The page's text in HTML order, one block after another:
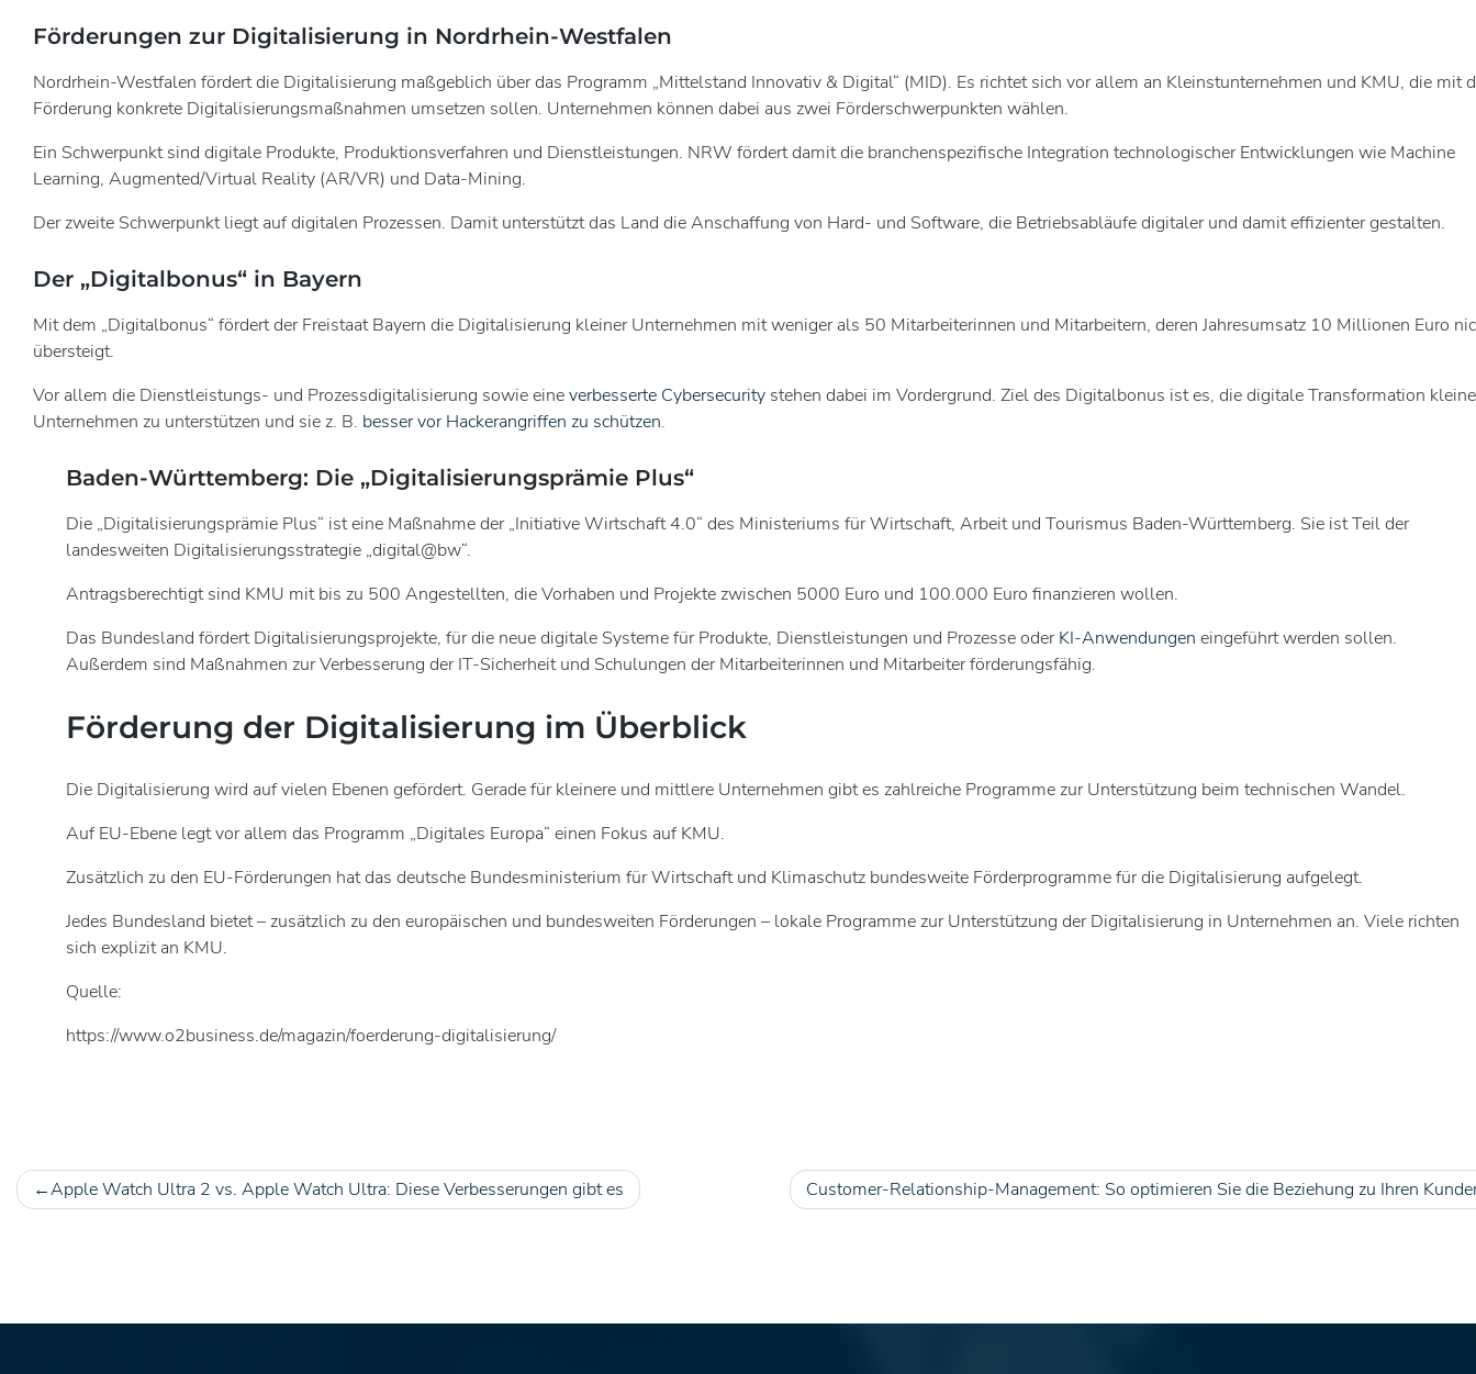
Förderungen zur Digitalisierung in Nordrhein-Westfalen
Nordrhein-Westfalen fördert die Digitalisierung maßgeblich über das Programm „Mittelstand Innovativ & Digital“ (MID). Es richtet sich vor allem an Kleinstunternehmen und KMU, die mit
Förderung konkrete Digitalisierungsmaßnahmen umsetzen sollen. Unternehmen können dabei aus zwei Förderschwerpunkten wählen.
Ein Schwerpunkt sind digitale Produkte, Produktionsverfahren und Dienstleistungen. NRW fördert damit die branchenspezifische Integration technologischer Entwicklungen wie Machine
Learning, Augmented/Virtual Reality (AR/VR) und Data-Mining.
Der zweite Schwerpunkt liegt auf digitalen Prozessen. Damit unterstützt das Land die Anschaffung von Hard- und Software, die Betriebsabläufe digitaler und damit effizienter gestalten.
Der „Digitalbonus“ in Bayern
Mit dem „Digitalbonus“ fördert der Freistaat Bayern die Digitalisierung kleiner Unternehmen mit weniger als 50 Mitarbeiterinnen und Mitarbeitern, deren Jahresumsatz 10 Millionen Euro
übersteigt.
Vor allem die Dienstleistungs- und Prozessdigitalisierung sowie eineverbesserte Cybersecurity stehen dabei im Vordergrund. Ziel des Digitalbonus ist es, die digitale Transformation
Unternehmen zu unterstützen und sie z. B. besser vor Hackerangriffen zu schützen.
Baden-Württemberg: Die „Digitalisierungsprämie Plus“
Die „Digitalisierungsprämie Plus“ ist eine Maßnahme der „Initiative Wirtschaft 4.0“ des Ministeriums für Wirtschaft, Arbeit und Tourismus Baden-Württemberg. Sie ist Teil der
landesweiten Digitalisierungsstrategie „digital@bw“.
Antragsberechtigt sind KMU mit bis zu 500 Angestellten, die Vorhaben und Projekte zwischen 5000 Euro und 100.000 Euro finanzieren wollen.
Das Bundesland fördert Digitalisierungsprojekte, für die neue digitale Systeme für Produkte, Dienstleistungen und Prozesse oderKI-Anwendungen eingeführt werden sollen.
Außerdem sind Maßnahmen zur Verbesserung der IT-Sicherheit und Schulungen der Mitarbeiterinnen und Mitarbeiter förderungsfähig.
Förderung der Digitalisierung im Überblick
Die Digitalisierung wird auf vielen Ebenen gefördert. Gerade für kleinere und mittlere Unternehmen gibt es zahlreiche Programme zur Unterstützung beim technischen Wandel.
Auf EU-Ebene legt vor allem das Programm „Digitales Europa“ einen Fokus auf KMU.
Zusätzlich zu den EU-Förderungen hat das deutsche Bundesministerium für Wirtschaft und Klimaschutz bundesweite Förderprogramme für die Digitalisierung aufgelegt.
Jedes Bundesland bietet – zusätzlich zu den europäischen und bundesweiten Förderungen – lokale Programme zur Unterstützung der Digitalisierung in Unternehmen an. Viele richten
sich explizit an KMU.
Quelle:
https://www.o2business.de/magazin/foerderung-digitalisierung/
Beitragsnavigation
Apple Watch Ultra 2 vs. Apple Watch Ultra: Diese Verbesserungen gibt es Customer-Relationship-Management: So optimieren Sie die Beziehung zu Ihren